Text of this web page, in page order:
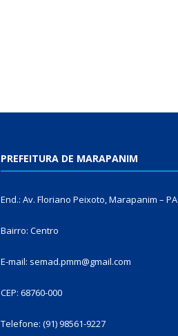
PREFEITURA DE MARAPANIM
End.: Av. Floriano Peixoto, Marapanim – PA
Bairro: Centro
E-mail: semad.pmm@gmail.com
CEP: 68760-000
Telefone: (91) 98561-9227